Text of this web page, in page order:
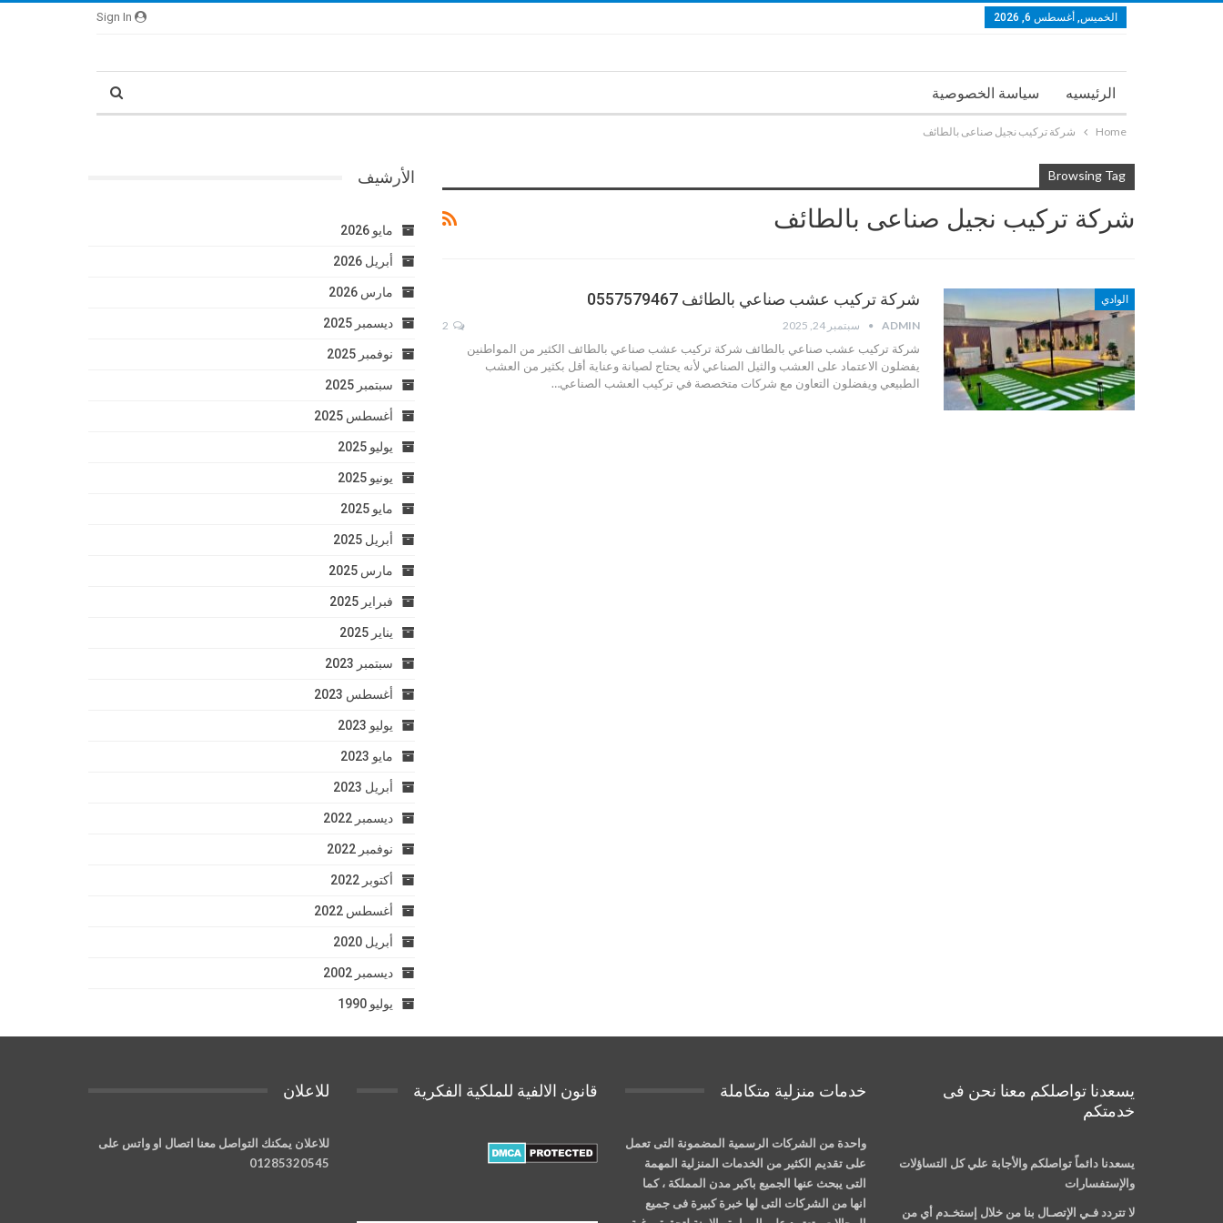
الخميس, أغسطس 6, 2026
الرئيسيه سياسة الخصوصية
Home شركة تركيب نجيل صناعى بالطائف
Browsing Tag
شركة تركيب نجيل صناعى بالطائف
الوادي شركة تركيب عشب صناعي بالطائف 0557579467
ADMIN سبتمبر 24, 2025
شركة تركيب عشب صناعي بالطائف شركة تركيب عشب صناعي بالطائف الكثير من المواطنين
يفضلون الاعتماد على العشب والثيل الصناعي لأنه يحتاج لصيانة وعناية أقل بكثير من العشب
الطبيعي ويفضلون التعاون مع شركات متخصصة في تركيب العشب الصناعي…
الأرشيف
مايو 2026
أبريل 2026
مارس 2026
ديسمبر 2025
نوفمبر 2025
سبتمبر 2025
أغسطس 2025
يوليو 2025
يونيو 2025
مايو 2025
أبريل 2025
مارس 2025
فبراير 2025
يناير 2025
سبتمبر 2023
أغسطس 2023
يوليو 2023
مايو 2023
أبريل 2023
ديسمبر 2022
نوفمبر 2022
أكتوبر 2022
أغسطس 2022
أبريل 2020
ديسمبر 2002
يوليو 1990
يسعدنا تواصلكم معنا نحن فى
خدمتكم
يسعدنا دائماً تواصلكم والأجابة علي كل التساؤلات
والإستفسارات
لا تتردد فـي الإتصـال بنا من خلال إستخـدم أي من
خدمات منزلية متكاملة
واحدة من الشركات الرسمية المضمونة التى تعمل
على تقديم الكثير من الخدمات المنزلية المهمة
التى يبحث عنها الجميع باكبر مدن المملكة ، كما
انها من الشركات التى لها خبرة كبيرة فى جميع
قانون الالفية للملكية الفكرية للاعلان
للاعلان يمكنك التواصل معنا اتصال او واتس على
01285320545